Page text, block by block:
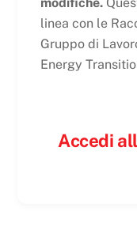
modifiche.
linea con le
Gruppo di
Energy
Accedi